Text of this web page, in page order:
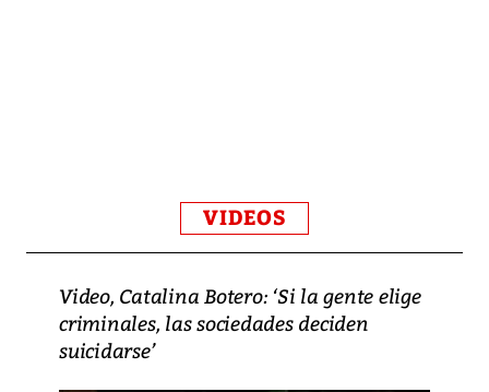
VIDEOS
Video, Catalina Botero: ‘Si la gente elige
criminales, las sociedades deciden
suicidarse’